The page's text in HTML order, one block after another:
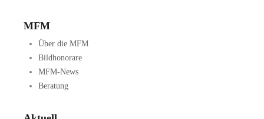
MFM
Über die MFM
Bildhonorare
MFM-News
Beratung